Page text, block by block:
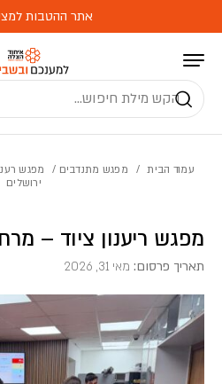
אתר ההטבות
חיפוש
עמוד הבית / מפגש מתנדבים / מפגש
ירושלים
מפגש ריענון ציוד –
תאריך פרסום:מאי 31, 2026